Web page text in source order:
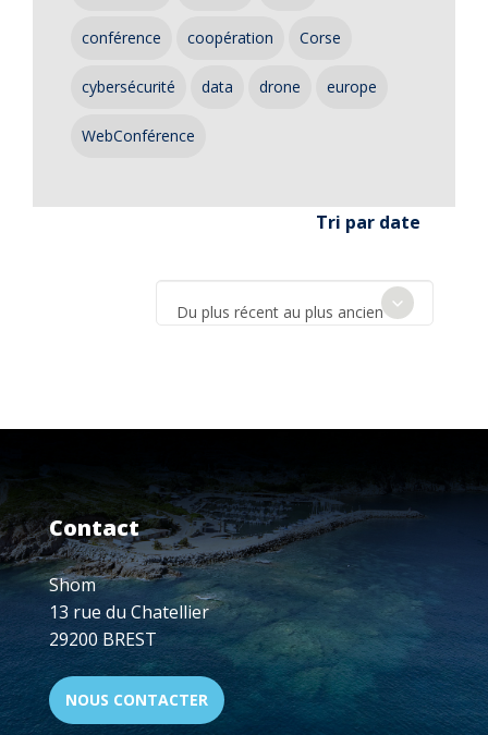
conférence coopération Corse
cybersécurité data drone europe
WebConférence
Tri par date
Du plus récent au plus ancien
Contact
Shom
13 rue du Chatellier
29200 BREST
NOUS CONTACTER